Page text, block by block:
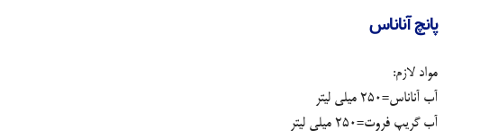
پانچ آناناس
مواد لازم:
آب آناناس=250 میلی لیتر
آب گریپ فروت=250 میلی لیتر